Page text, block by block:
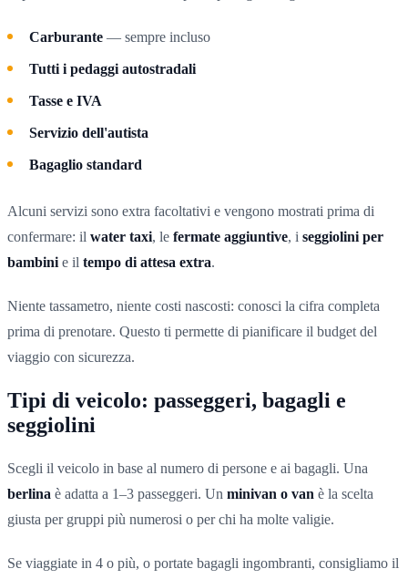
Carburante — sempre incluso
Tutti i pedaggi autostradali
Tasse e IVA
Servizio dell'autista
Bagaglio standard
Alcuni servizi sono extra facoltativi e vengono mostrati prima di
confermare: il water taxi, le fermate aggiuntive, i seggiolini per
bambini e il tempo di attesa extra.
Niente tassametro, niente costi nascosti: conosci la cifra completa
prima di prenotare. Questo ti permette di pianificare il budget del
viaggio con sicurezza.
Tipi di veicolo: passeggeri, bagagli e
seggiolini
Scegli il veicolo in base al numero di persone e ai bagagli. Una
berlina è adatta a 1–3 passeggeri. Un minivan o van è la scelta
giusta per gruppi più numerosi o per chi ha molte valigie.
Se viaggiate in 4 o più, o portate bagagli ingombranti, consigliamo il